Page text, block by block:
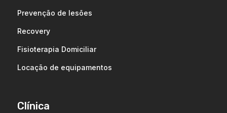
Prevenção de lesões
Recovery
Fisioterapia Domiciliar
Locação de equipamentos
Clínica